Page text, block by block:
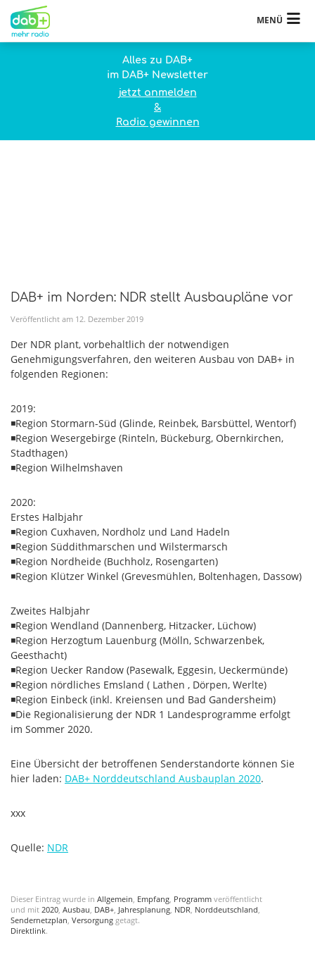
MENÜ
Alles zu DAB+
im DAB+ Newsletter
jetzt anmelden
&
Radio gewinnen
DAB+ im Norden: NDR stellt Ausbaupläne vor
Veröffentlicht am 12. Dezember 2019
Der NDR plant, vorbehaltlich der notwendigen
Genehmigungsverfahren, den weiteren Ausbau von DAB+ in
folgenden Regionen:
2019:
◾Region Stormarn-Süd (Glinde, Reinbek, Barsbüttel, Wentorf)
◾Region Wesergebirge (Rinteln, Bückeburg, Obernkirchen,
Stadthagen)
◾Region Wilhelmshaven
2020:
Erstes Halbjahr
◾Region Cuxhaven, Nordholz und Land Hadeln
◾Region Süddithmarschen und Wilstermarsch
◾Region Nordheide (Buchholz, Rosengarten)
◾Region Klützer Winkel (Grevesmühlen, Boltenhagen, Dassow)
Zweites Halbjahr
◾Region Wendland (Dannenberg, Hitzacker, Lüchow)
◾Region Herzogtum Lauenburg (Mölln, Schwarzenbek,
Geesthacht)
◾Region Uecker Randow (Pasewalk, Eggesin, Ueckermünde)
◾Region nördliches Emsland ( Lathen , Dörpen, Werlte)
◾Region Einbeck (inkl. Kreiensen und Bad Gandersheim)
◾Die Regionalisierung der NDR 1 Landesprogramme erfolgt
im Sommer 2020.
Eine Übersicht der betroffenen Senderstandorte können Sie
hier laden: DAB+ Norddeutschland Ausbauplan 2020.
xxx
Quelle: NDR
Dieser Eintrag wurde in Allgemein, Empfang, Programm veröffentlicht
und mit 2020, Ausbau, DAB+, Jahresplanung, NDR, Norddeutschland,
Sendernetzplan, Versorgung getagt.
Direktlink.